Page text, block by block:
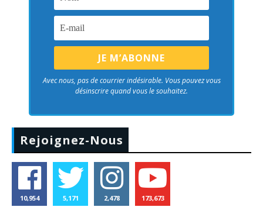
Avec nous, pas de courrier indésirable. Vous pouvez vous
désinscrire quand vous le souhaitez.
Rejoignez-Nous
10,954 5,171 2,478 173,673